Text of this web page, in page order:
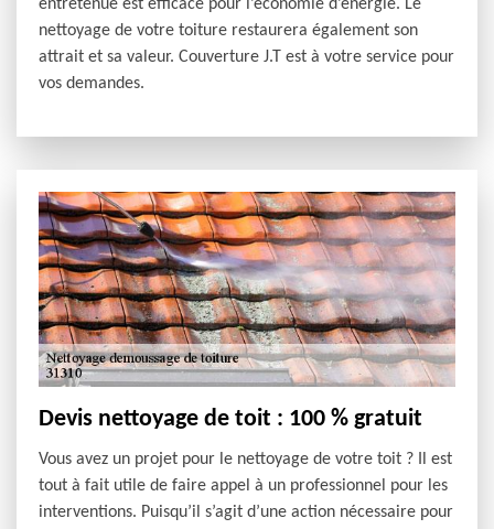
entretenue est efficace pour l’économie d’énergie. Le
nettoyage de votre toiture restaurera également son
attrait et sa valeur. Couverture J.T est à votre service pour
vos demandes.
Devis nettoyage de toit : 100 % gratuit
Vous avez un projet pour le nettoyage de votre toit ? Il est
tout à fait utile de faire appel à un professionnel pour les
interventions. Puisqu’il s’agit d’une action nécessaire pour